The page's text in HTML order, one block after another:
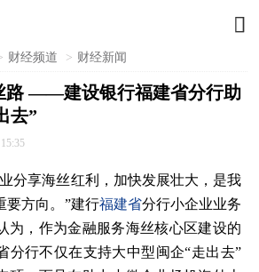

财经频道 > 财经新闻
路 ——建设银行福建省分行助
去”
分享海丝红利，加快发展壮大，是我
要方向。”建行福建省分行小企业业务
为，作为金融服务海丝核心区建设的
分行不仅在支持大中型闽企“走出去”